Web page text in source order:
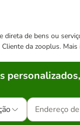
de bens ou
da zooplus.